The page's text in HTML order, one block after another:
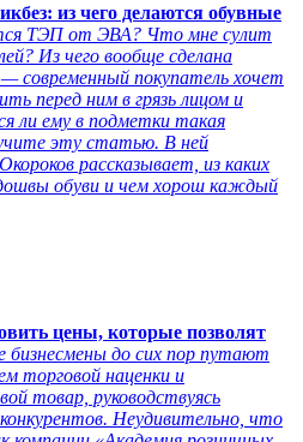
из чего делаются обувные
ТЭП от ЭВА? Что мне сулит
Из чего вообще сделана
современный покупатель хочет
перед ним в грязь лицом и
ли ему в подметки такая
эту статью. В ней
рассказывает, из каких
обуви и чем хорош каждый
цены, которые позволят
бизнесмены до сих пор путают
торговой наценки и
товар, руководствуясь
Неудивительно, что